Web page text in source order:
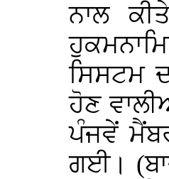
ਨਾਲ
ਸਿਸਟਮ
ਹੋਣ
ਪੰਜਵੇਂ
ਗਈ।